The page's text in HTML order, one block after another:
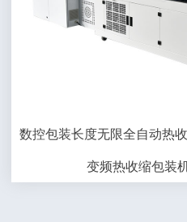
数控包装长度无限全自动热
变频热收缩包装